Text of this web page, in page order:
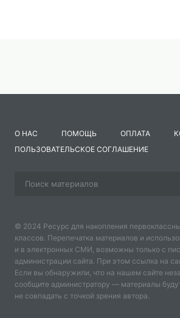
О НАС ПОМОЩЬ ОПЛАТА
ПОЛЬЗОВАТЕЛЬСКОЕ СОГЛАШЕНИЕ
© 2024 Ресурс для накопления
классов. Перепечатка материалов и
и в электронных СМИ, возможны только с
администрации сайта. При этом ссылка на
Если вы обнаружили, что на нашем сайте
сообщите администратору — материалы
не совпадать с точкой зрения автора.